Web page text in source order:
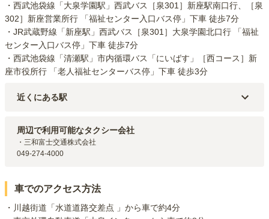
・西武池袋線「大泉学園駅」西武バス［泉301］新座駅南口行、［泉
302］新座営業所行 「福祉センター入口バス停」下車 徒歩7分
・JR武蔵野線「新座駅」西武バス［泉301］大泉学園北口行 「福祉
センター入口バス停」下車 徒歩7分
・西武池袋線「清瀬駅」市内循環バス「にいばす」［西コース］新
座市役所行 「老人福祉センターバス停」下車 徒歩3分
近くにある駅
西武池袋線
清瀬駅（4.8km）
西武池袋線
ひばりヶ丘
西武池袋線
保谷
周辺で利用可能なタクシー会社
・三和富士交通株式会社
049-274-4000
車でのアクセス方法
・川越街道「水道道路交差点 」から車で約4分